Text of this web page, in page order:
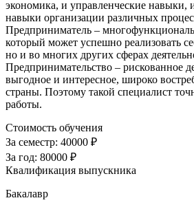
экономика, и управленческие навыки,
навыки организации различных
Предприниматель –
который может успешно реализовать
но и во многих других сферах
Предпринимательство – рискованное
выгодное и интересное, широко
страны. Поэтому такой специалист
работы.
Стоимость обучения
За семестр: 40000 ₽
За год: 80000 ₽
Квалификация выпускника
Бакалавр